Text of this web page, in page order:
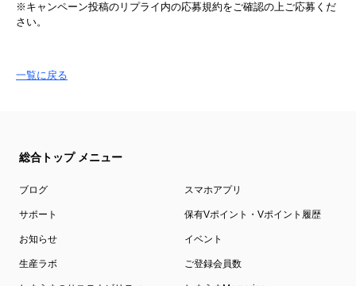
※キャンペーン投稿のリプライ内の応募規約をご確認の上ご応募くだ
さい。
一覧に戻る
総合トップ メニュー
ブログ スマホアプリ
サポート 保有Vポイント・Vポイント履歴
お知らせ イベント
生産ラボ ご登録会員数